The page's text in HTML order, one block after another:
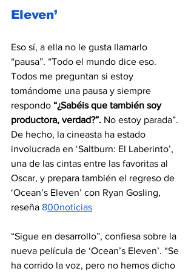
Eleven’
Eso sí, a ella no le gusta llamarlo
“pausa”. “Todo el mundo dice eso.
Todos me preguntan si estoy
tomándome una pausa y siempre
respondo “¿Sabéis que también soy
productora, verdad?”. No estoy parada”.
De hecho, la cineasta ha estado
involucrada en ‘Saltburn: El Laberinto’,
una de las cintas entre las favoritas al
Oscar, y prepara también el regreso de
‘Ocean’s Eleven’ con Ryan Gosling,
reseña 800noticias
“Sigue en desarrollo”, confiesa sobre la
nueva película de ‘Ocean’s Eleven’. “Se
ha corrido la voz, pero no hemos dicho